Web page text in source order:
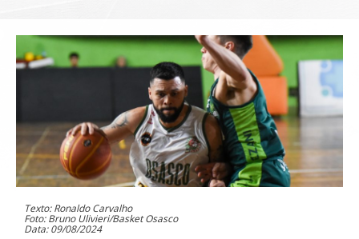
Texto: Ronaldo Carvalho
Foto: Bruno Ulivieri/Basket Osasco
Data: 09/08/2024